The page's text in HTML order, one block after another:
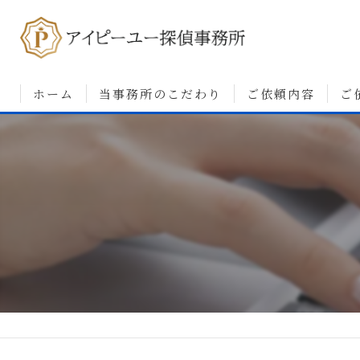
ホーム 当事務所のこだわり ご依頼内容
婚前調査について
素行・行動調査につ
人探しについて
ご